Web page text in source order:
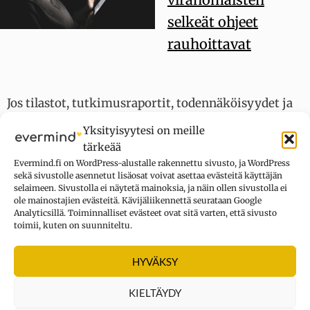
Yksityisyytesi on meille
tärkeää
Evermind.fi on WordPress-alustalle rakennettu sivusto, ja WordPress
sekä sivustolle asennetut lisäosat voivat asettaa evästeitä käyttäjän
selaimeen. Sivustolla ei näytetä mainoksia, ja näin ollen sivustolla ei
ole mainostajien evästeitä. Kävijäliikennettä seurataan Google
Analyticsillä. Toiminnalliset evästeet ovat sitä varten, että sivusto
toimii, kuten on suunniteltu.
HYVÄKSY
KIELTÄYDY
selkeät ohjeet
rauhoittavat
Jos tilastot, tutkimusraportit, todennäköisyydet ja
logaritmiset asteikot eivät vakuuta säikähtänyttä
kansalaista, pitäisikö faktat punoa mahdollisimman
ovelasti erilaisten esimerkkitarinoiden sekaan?
Vai olisiko ensin panostettava ihmisten
rauhoittamiseen, minkä jälkeen tosiasioidenkin
vastaanottamisesta tulisi helpompaa?
University of Texas at Arlington
: Freling, T. H., Yang, Z., Saini, R., Itani, O. S., &